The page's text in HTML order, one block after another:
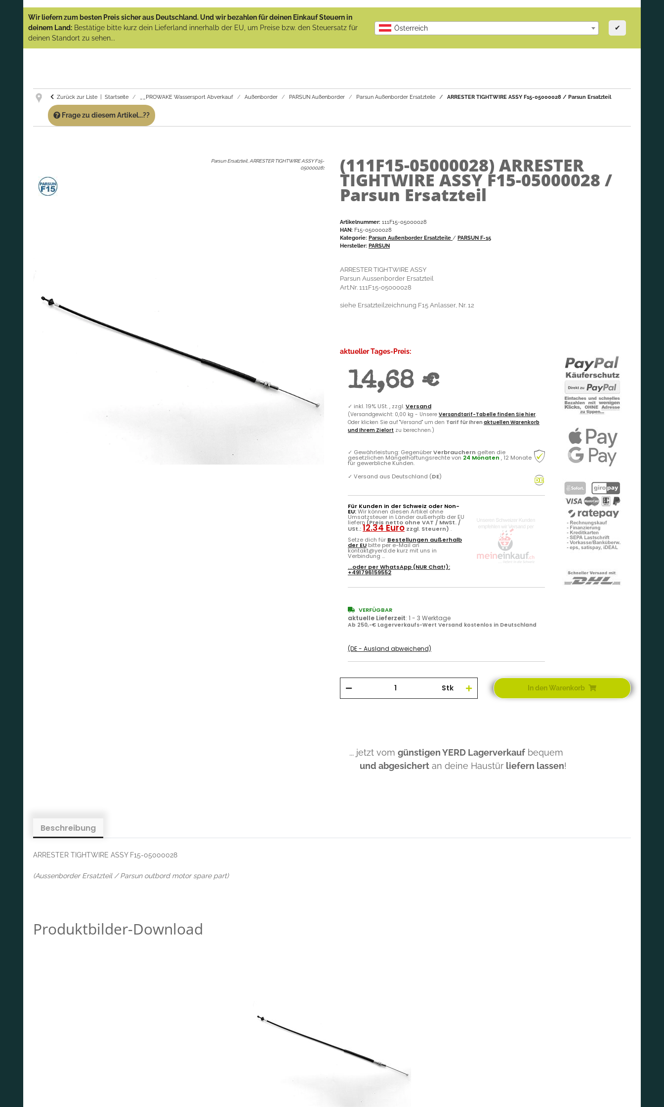
(Abverkauf)!
GARANTIE UND SERVICE:
Artikeln einfach an!
Wir liefern zum besten Preis sicher aus Deutschland. Und wir bezahlen für deinen Einkauf Steuern in
deinem Land: Bestätige bitte kurz dein Lieferland innerhalb der EU, um Preise bzw. den Steuersatz für
deinen Standort zu sehen...
Österreich ✔
Zurück zur Liste Startseite __PROWAKE Wassersport Abverkauf Außenborder PARSUN Außenborder Parsun Außenborder Ersatzteile ARRESTER TIGHTWIRE ASSY F15-05000028 / Parsun Ersatzteil
Frage zu diesem Artikel...??
Parsun Ersatzteil, ARRESTER TIGHTWIRE ASSY F15-
05000028: (111F15-05000028) ARRESTER
TIGHTWIRE ASSY F15-05000028 /
Parsun Ersatzteil
Artikelnummer: 111F15-05000028
HAN: F15-05000028
Kategorie: Parsun Außenborder Ersatzteile / PARSUN F-15
Hersteller: PARSUN
ARRESTER TIGHTWIRE ASSY
Parsun Aussenborder Ersatzteil
Art.Nr. 111F15-05000028
siehe Ersatzteilzeichnung F15 Anlasser, Nr. 12
aktueller Tages-Preis:
14,68 €
✓ inkl. 19% USt. , zzgl.Versand
(Versandgewicht: 0,00 kg - Unsere Versandtarif-Tabelle finden Sie hier.
Oder klicken Sie auf "Versand" um den Tarif für Ihren aktuellen Warenkorb
und Ihrem Zielort zu berechnen.)
✓ Gewährleistung: GegenüberVerbrauchern gelten die
gesetzlichen Mängelhaftungsrechte von 24 Monaten , 12 Monate
für gewerbliche Kunden.
✓ Versand aus Deutschland (DE)
Für Kunden in der Schweiz oder Non-
EU:Wir können diesen Artikel ohne
Umsatzsteuer in Länder außerhalb der EU
liefern (Preis netto ohne VAT / MwSt. /
USt.:12.34 Euro zzgl. Steuern) .
Setze dich für Bestellungen außerhalb
der EU bitte per e-Mail an
kontakt@yerd.de kurz mit uns in
Verbindung ...
...oder perWhatsApp (NUR Chat!):
+491796159552
VERFÜGBAR
aktuelle Lieferzeit: 1 - 3 Werktage
Ab 250,-€ Lagerverkaufs-Wert Versand kostenlos in Deutschland
(DE - Ausland abweichend)
Stk In den Warenkorb
... jetzt vom günstigen YERD Lagerverkauf bequem
und abgesichert an deine Haustür liefern lassen!
Beschreibung
ARRESTER TIGHTWIRE ASSY F15-05000028
(Aussenborder Ersatzteil / Parsun outbord motor spare part)
Produktbilder-Download